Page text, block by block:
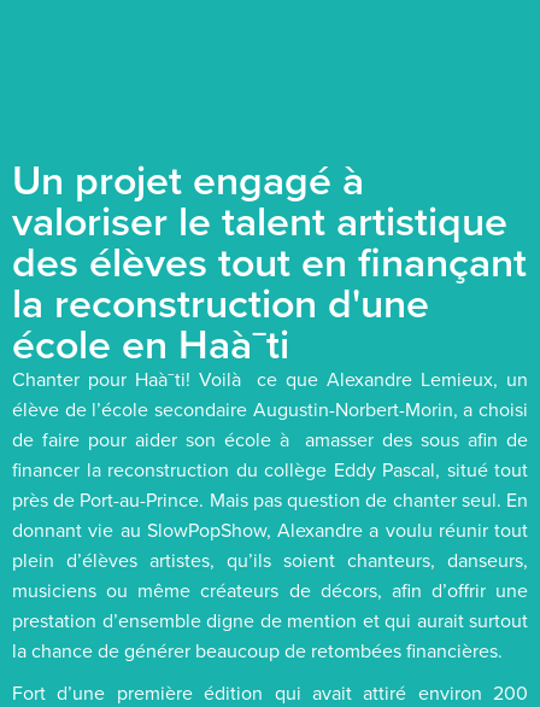
Un projet engagé à
valoriser le talent artistique
des élèves tout en finançant
la reconstruction d'une
école en Haà¯ti
Chanter pour Haà¯ti! Voilà ce que Alexandre Lemieux, un
élève de l’école secondaire Augustin-Norbert-Morin, a choisi
de faire pour aider son école à amasser des sous afin de
financer la reconstruction du collège Eddy Pascal, situé tout
près de Port-au-Prince. Mais pas question de chanter seul. En
donnant vie au SlowPopShow, Alexandre a voulu réunir tout
plein d’élèves artistes, qu’ils soient chanteurs, danseurs,
musiciens ou même créateurs de décors, afin d’offrir une
prestation d’ensemble digne de mention et qui aurait surtout
la chance de générer beaucoup de retombées financières.
Fort d’une première édition qui avait attiré environ 200